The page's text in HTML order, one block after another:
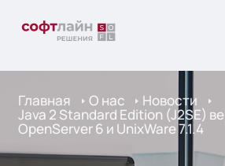
Главная О нас Новости
Java 2 Standard Edition (J2SE)
OpenServer 6 и UnixWare 7.1.4